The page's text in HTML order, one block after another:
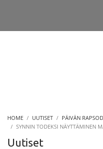
HOME UUTISET
PÄIVÄN
SYNNIN TODEKSI NÄYTTÄMINEN
Uutiset